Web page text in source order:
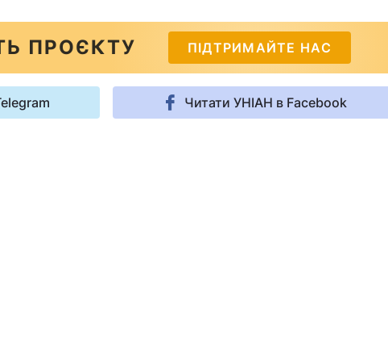
ПРОЄКТУ ПІДТРИМАЙТЕ НАС
Читати УНІАН в Facebook